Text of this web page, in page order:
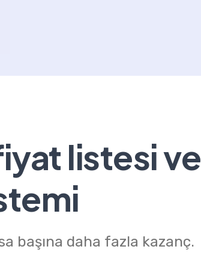
listesi ve
başına daha fazla kazanç.